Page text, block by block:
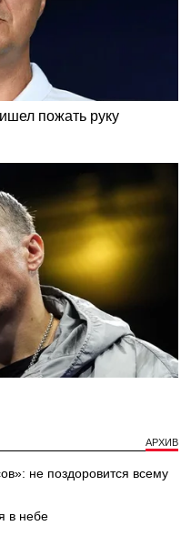
АРХИВ
не поздоровится всему
в небе